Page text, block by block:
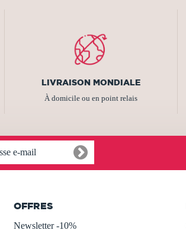
LIVRAISON MONDIALE
À domicile ou en point relais
OFFRES
Newsletter -10%